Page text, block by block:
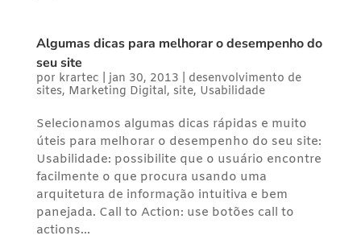
Algumas dicas para melhorar o desempenho do
seu site
por krartec |jan 30, 2013
desenvolvimento de
sites, Marketing Digital, site, Usabilidade
Selecionamos algumas dicas rápidas e muito
úteis para melhorar o desempenho do seu site:
Usabilidade: possibilite que o usuário encontre
facilmente o que procura usando uma
arquitetura de informação intuitiva e bem
panejada. Call to Action: use botões call to
actions...